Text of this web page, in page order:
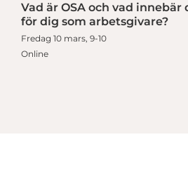
Vad är OSA och vad innebär
för dig som arbetsgivare?
Fredag 10 mars, 9-10
Online
jobbetPraktiskt seminarium i 2 delar: